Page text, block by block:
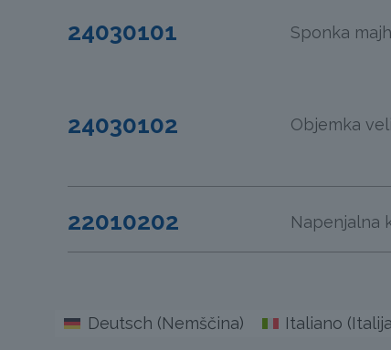
24030101 Sponka
24030102 Objemka
22010202 Napenjalna
Deutsch (Nemščina) Italiano (